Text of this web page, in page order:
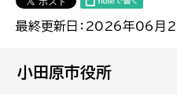
最終更新日：2026年06月
小田原市役所